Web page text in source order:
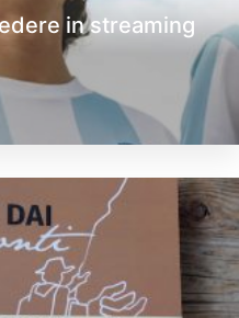
in streaming